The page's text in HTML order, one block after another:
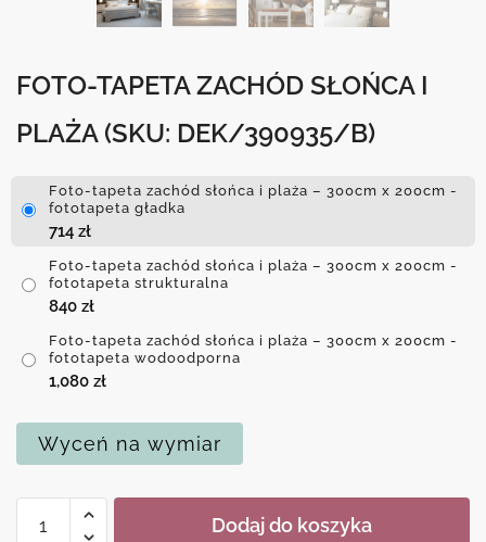
FOTO-TAPETA ZACHÓD SŁOŃCA I
PLAŻA (SKU: DEK/390935/B)
Foto-tapeta zachód słońca i plaża – 300cm x 200cm -
fototapeta gładka
714 zł
Foto-tapeta zachód słońca i plaża – 300cm x 200cm -
fototapeta strukturalna
840 zł
Foto-tapeta zachód słońca i plaża – 300cm x 200cm -
fototapeta wodoodporna
1,080 zł
Wyceń na wymiar
Foto-
Dodaj do koszyka